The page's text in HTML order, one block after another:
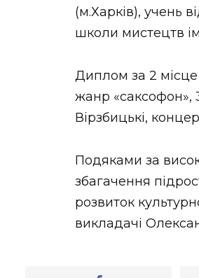
(м.Харків), учень
школи мистецтв
Диплом за 2 місце
жанр «саксофон»,
Вірзбицькі,
Подяками за
збагачення
розвиток
викладачі